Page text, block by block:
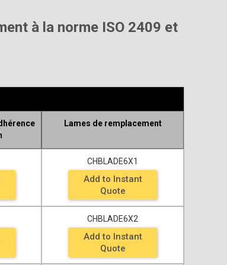
à la norme ISO 2409 et
Lames de remplacement
CHBLADE6X1
Add to Instant
Quote
CHBLADE6X2
Add to Instant
Quote